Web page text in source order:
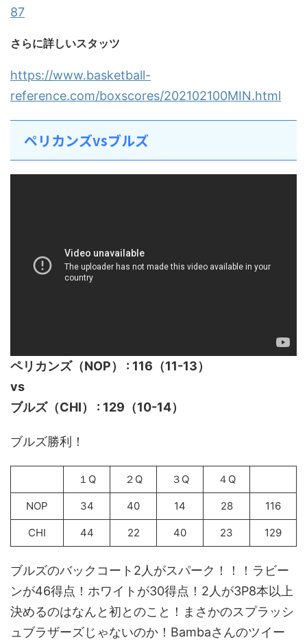
87
さらに詳しいスタッツ
https://www.basketball-
reference.com/boxscores/202102100MIN.html
ペリカンズvsブルズ
ペリカンズ（NOP） : 116（11-13）
vs
ブルズ（CHI） : 129（10-14）
ブルズ勝利！
１Q ２Q ３Q ４Q
NOP 34 40 14 28 116
CHI 44 22 40 23 129
ブルズのバックコート2人がスパーク！！！ラビー
ンが46得点！ホワイトが30得点！2人が3P8本以上
決めるのはなんと初とのこと！まさかのスプラッシ
ュブラザーズじゃないのか！Bambaさんのツイー